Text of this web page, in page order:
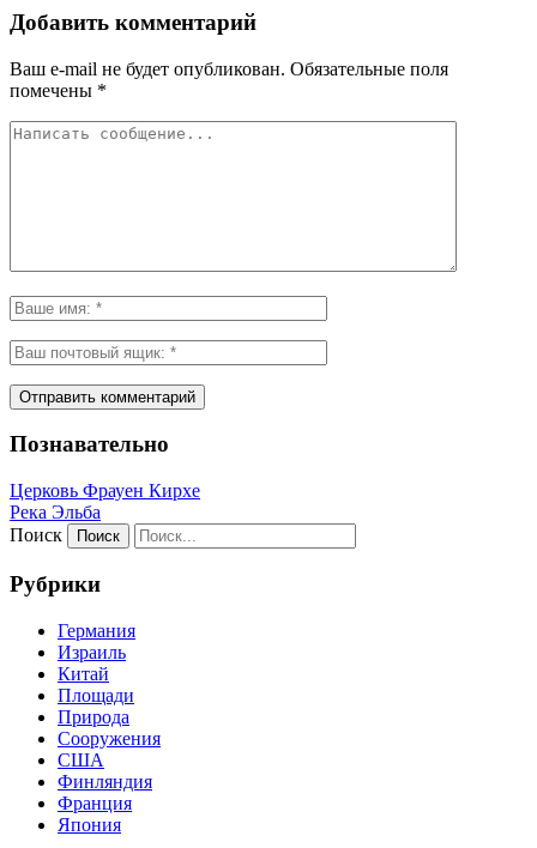
Добавить комментарий
Ваш e-mail не будет опубликован. Обязательные поля
помечены *
Познавательно
Церковь Фрауен Кирхе
Река Эльба
Поиск
Рубрики
Германия
Израиль
Китай
Площади
Природа
Сооружения
США
Финляндия
Франция
Япония